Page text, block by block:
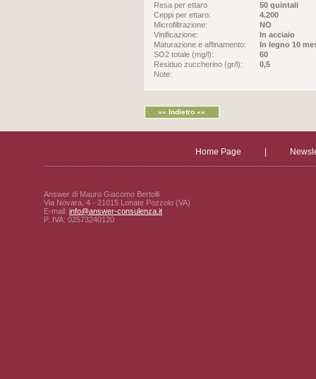
Resa per ettaro
50 quintali
Ceppi per ettaro:
4.200
Microfiltrazione:
NO
Vinificazione:
In acciaio
Maturazione e affinamento:
In legno 10
SO2 totale (mg/l):
60
Residuo zuccherino (gr/l):
0,5
Note:
«« Indietro ««
Home Page
Answer di Mauro Giacomo Bertolli
Via Novara, 4 - 21015 Lonate Pozzolo (VA)
E-mail: info@answer-consulenza.it
P. IVA: 02573240120